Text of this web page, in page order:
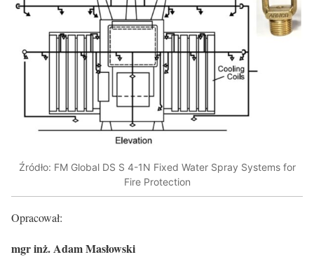
Źródło: FM Global DS S 4-1N Fixed Water Spray Systems for
Fire Protection
Opracował:
mgr inż. Adam Masłowski